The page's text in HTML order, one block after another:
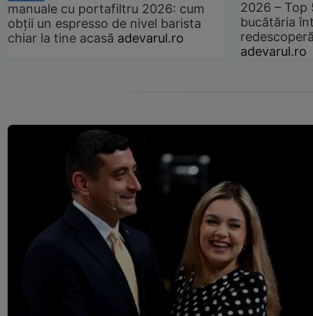
manuale cu portafiltru 2026: cum
obții un espresso de nivel barista
chiar la tine acasă adevarul.ro
2026 –
bucătăria
adevarul.ro